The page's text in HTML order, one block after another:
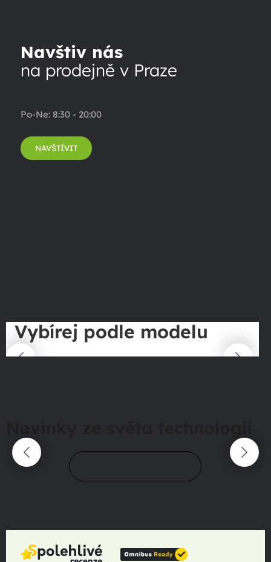
Navštiv nás
na prodejně v Praze
Po-Ne: 8:30 - 20:00
NAVŠTÍVIT
Vybírej podle modelu